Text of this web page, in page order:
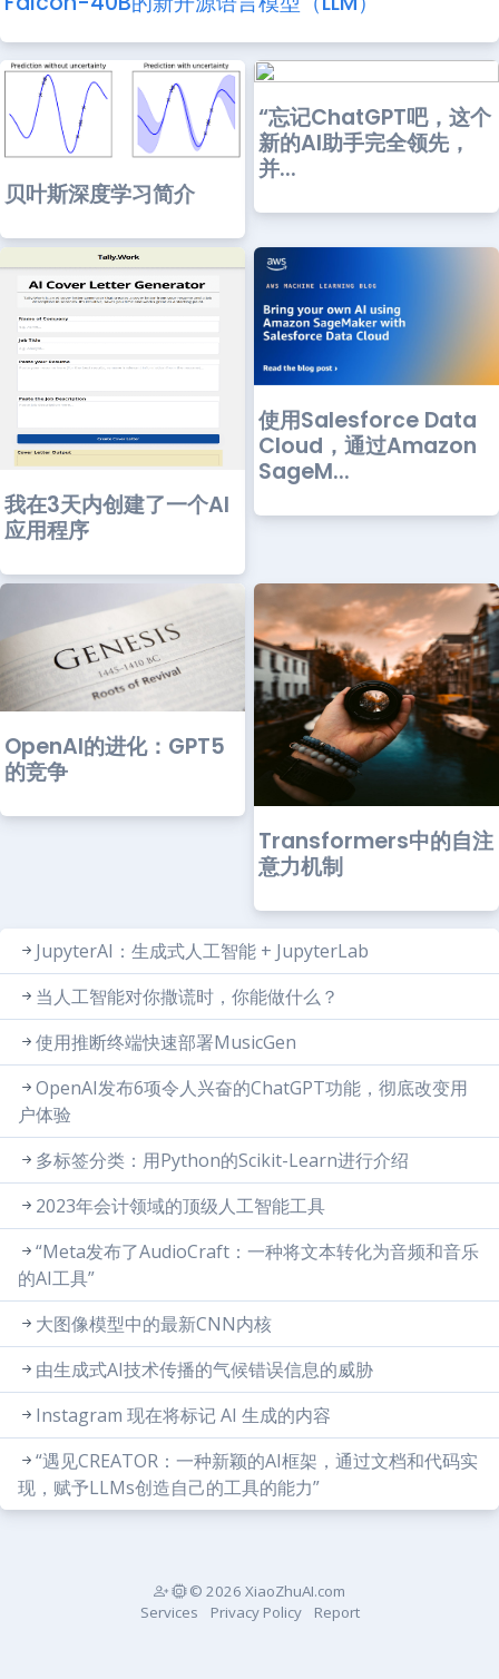
贝叶斯深度学习简介
“忘记ChatGPT吧，这个
新的AI助手完全领先，
并...
我在3天内创建了一个AI
应用程序
使用Salesforce Data
Cloud，通过Amazon
SageM...
OpenAI的进化：GPT5
的竞争
Transformers中的自注
意力机制
JupyterAI：生成式人工智能 + JupyterLab
当人工智能对你撒谎时，你能做什么？
使用推断终端快速部署MusicGen
OpenAI发布6项令人兴奋的ChatGPT功能，彻底改变用
户体验
多标签分类：用Python的Scikit-Learn进行介绍
2023年会计领域的顶级人工智能工具
“Meta发布了AudioCraft：一种将文本转化为音频和音乐
的AI工具”
大图像模型中的最新CNN内核
由生成式AI技术传播的气候错误信息的威胁
Instagram 现在将标记 AI 生成的内容
“遇见CREATOR：一种新颖的AI框架，通过文档和代码实
现，赋予LLMs创造自己的工具的能力”
© 2026 XiaoZhuAI.com
Services
Privacy Policy Report